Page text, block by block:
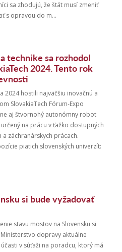
sa zhodujú, že štát musí zmeniť
s opravou do m...
technike sa rozhodol
2024. Tento rok
2024 hostili najväčšiu inovačnú a
SlovakiaTech Fórum-Expo
aj štvornohý autonómny robot
na prácu v ťažko dostupných
záchranárskych prácach.
piatich slovenských univerzít:
si bude vyžadovať
stavu mostov na Slovensku si
dopravy aktuálne
v súťaži na poradcu, ktorý má